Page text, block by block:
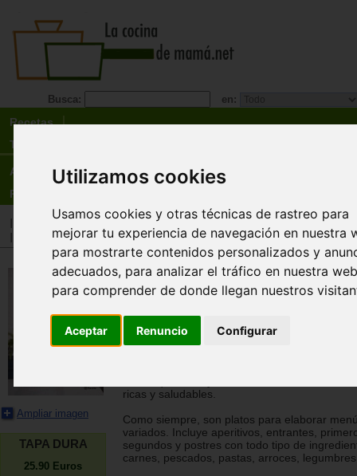
Utilizamos cookies
Usamos cookies y otras técnicas de rastreo para
mejorar tu experiencia de navegación en nuestra
para mostrarte contenidos personalizados y
adecuados, para analizar el tráfico en nuestra
para comprender de donde llegan nuestros
Aceptar Renuncio Configurar
Busca: en:
Recetas
Tienda
Actualidad
Registro
Tienda > Libros > Cocineros destacados >
Karlos
>Tienda>Libros>Menú >Recetarios general
Ampliar imagen
TAPA DURA
25.90 Euros
Karlos Arguiñano cocina para
Las 560 recetas que nunca
Karlos Arguiñano
El cocinero Karlos Arguiñano vuelve a
ricas y saludables.
Como siempre, son platos para elaborar
variados. Incluye aperitivos, entrantes,
segundos y postres con todo tipo de
carnes, pescados, pastas, arroces,